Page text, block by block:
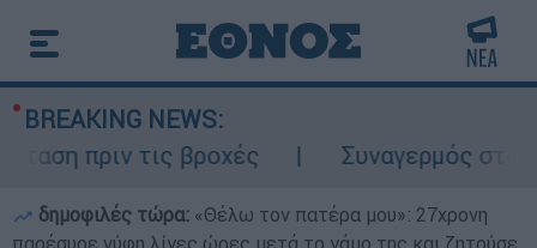
BREAKING NEWS:
πριν τις βροχές
Συναγερμός στον
δημοφιλές τώρα: «Θέλω τον πατέρα μου»: 27χρονη
παρέσυρε νύφη λίγες ώρες μετά το γάμο της και ζητούσε